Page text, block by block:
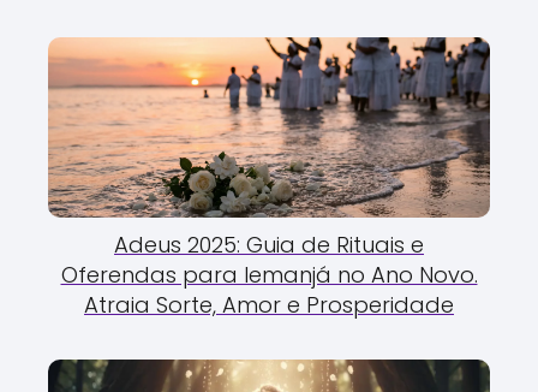
Adeus 2025: Guia de Rituais e
Oferendas para Iemanjá no Ano Novo.
Atraia Sorte, Amor e Prosperidade